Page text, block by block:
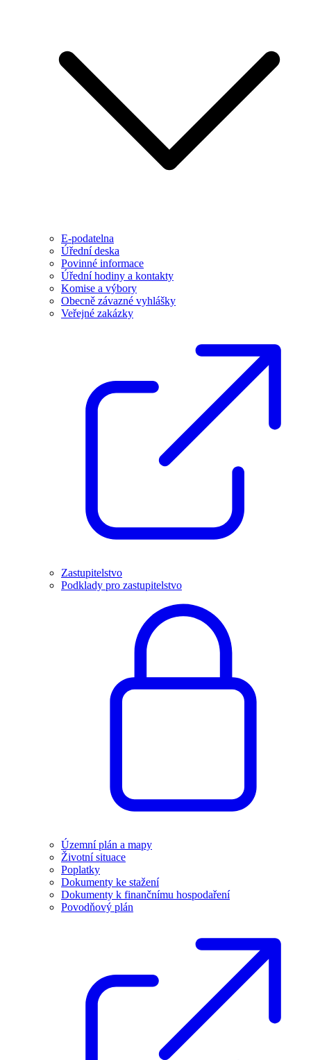
E-podatelna
Úřední deska
Povinné informace
Úřední hodiny a kontakty
Komise a výbory
Obecně závazné vyhlášky
Veřejné zakázky
Zastupitelstvo
Podklady pro zastupitelstvo
Územní plán a mapy
Životní situace
Poplatky
Dokumenty ke stažení
Dokumenty k finančnímu hospodaření
Povodňový plán